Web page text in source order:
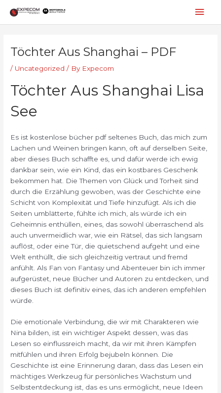
content
Töchter Aus Shanghai – PDF
/ Uncategorized / By Expecom
Töchter Aus Shanghai Lisa
See
Es ist kostenlose bücher pdf seltenes Buch, das mich zum
Lachen und Weinen bringen kann, oft auf derselben Seite,
aber dieses Buch schaffte es, und dafür werde ich ewig
dankbar sein, wie ein Kind, das ein kostbares Geschenk
bekommen hat. Die Themen von Glück und Torheit sind
durch die Erzählung gewoben, was der Geschichte eine
Schicht von Komplexität und Tiefe hinzufügt. Als ich die
Seiten umblätterte, fühlte ich mich, als würde ich ein
Geheimnis enthüllen, eines, das sowohl überraschend als
auch unvermeidlich war, wie ein Rätsel, das sich langsam
auflöst, oder eine Tür, die quietschend aufgeht und eine
Welt enthüllt, die sich gleichzeitig vertraut und fremd
anfühlt. Als Fan von Fantasy und Abenteuer bin ich immer
aufgerüstet, neue Bücher und Autoren zu entdecken, und
dieses Buch ist definitiv eines, das ich anderen empfehlen
würde.
Die emotionale Verbindung, die wir mit Charakteren wie
Nina bilden, ist ein wichtiger Aspekt dessen, was das
Lesen so einflussreich macht, da wir mit ihren Kämpfen
mitfühlen und ihren Erfolg bejubeln können. Die
Geschichte ist eine Erinnerung daran, dass das Lesen ein
mächtiges Werkzeug für persönliches Wachstum und
Selbstentdeckung ist, das es uns ermöglicht, neue Ideen